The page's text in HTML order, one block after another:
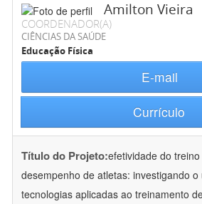
Amilton Vieira
COORDENADOR(A)
CIÊNCIAS DA SAÚDE
Educação Física
E-mail
Currículo
Título do Projeto:efetividade do
desempenho de atletas: investigando
tecnologias aplicadas ao treinamento